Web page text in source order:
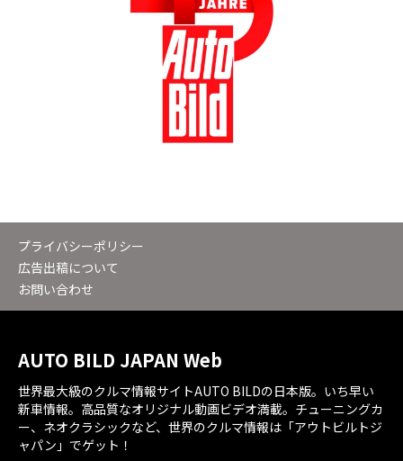
プライバシーポリシー
広告出稿について
お問い合わせ
AUTO BILD JAPAN Web
世界最大級のクルマ情報サイトAUTO BILDの日本版。いち早い
新車情報。高品質なオリジナル動画ビデオ満載。チューニングカ
ー、ネオクラシックなど、世界のクルマ情報は「アウトビルトジ
ャパン」でゲット！